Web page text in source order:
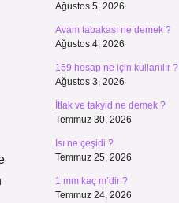
Ağustos 5, 2026
Avam tabakası ne demek ?
Ağustos 4, 2026
159 hesap ne için kullanılır ?
Ağustos 3, 2026
İtlak ve takyid ne demek ?
Temmuz 30, 2026
Isı ne çeşidi ?
Temmuz 25, 2026
1 mm kaç m’dir ?
Temmuz 24, 2026